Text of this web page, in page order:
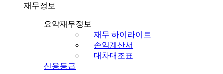
재무정보
요약재무정보
재무 하이라이트
손익계산서
대차대조표
신용등급